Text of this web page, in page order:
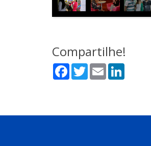
Compartilhe!
Facebook
TwitterEmail